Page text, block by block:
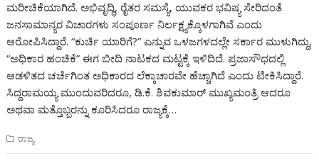
ಮರೀಚಿಕೆಯಾಗಿದೆ. ಅಭಿವೃದ್ಧಿ, ರೈತರ ಸಮಸ್ಯೆ, ಯುವಕರ ಭವಿಷ್ಯ ಸೇರಿದಂತೆ
ಜನಸಾಮಾನ್ಯರ ವಿಚಾರಗಳು ಸಂಪೂರ್ಣ ನಿರ್ಲಕ್ಷ್ಯಕ್ಕೊಳಗಾಗಿವೆ ಎಂದು
ಆರೋಪಿಸಿದ್ದಾರೆ. “ಕುರ್ಚಿ ಯಾರಿಗೆ?” ಎನ್ನುವ ಒಳಜಗಳದಲ್ಲೇ ಸರ್ಕಾರ ಮುಳುಗಿದ್ದು,
“ಅಧಿಕಾರ ಹಂಚಿಕೆ” ಈಗ ಬೀದಿ ನಾಟಕದ ಮಟ್ಟಕ್ಕೆ ಇಳಿದಿದೆ. ಪ್ರಜಾಸೌಧದಲ್ಲಿ
ಆಡಳಿತದ ಚರ್ಚೆಗಿಂತ ಅಧಿಕಾರದ ಲೆಕ್ಕಾಚಾರವೇ ಹೆಚ್ಚಾಗಿದೆ ಎಂದು ಟೀಕಿಸಿದ್ದಾರೆ.
ಸಿದ್ದರಾಮಯ್ಯ ಮುಂದುವರಿದರೂ, ಡಿ.ಕೆ. ಶಿವಕುಮಾರ್ ಮುಖ್ಯಮಂತ್ರಿ ಆದರೂ
ಅಥವಾ ಮತ್ತೊಬ್ಬರನ್ನು ಕೂರಿಸಿದರೂ ರಾಜ್ಯಕ್ಕೆ…
ರಾಜ್ಯ